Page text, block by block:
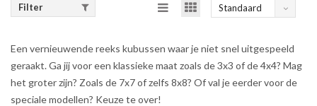
Filter Standaard
Een vernieuwende reeks kubussen waar je niet snel uitgespeeld
geraakt. Ga jij voor een klassieke maat zoals de 3x3 of de 4x4? Mag
het groter zijn? Zoals de 7x7 of zelfs 8x8? Of val je eerder voor de
speciale modellen? Keuze te over!